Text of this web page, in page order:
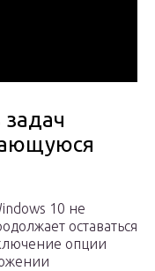
задач
10 не
оставаться
опции